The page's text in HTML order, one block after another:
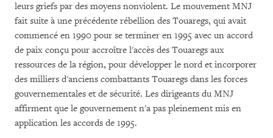
leurs griefs par des moyens nonviolent. Le mouvement MNJ
fait suite à une précédente rébellion des Touaregs, qui avait
commencé en 1990 pour se terminer en 1995 avec un accord
de paix conçu pour accroître l'accès des Touaregs aux
ressources de la région, pour développer le nord et incorporer
des milliers d'anciens combattants Touaregs dans les forces
gouvernementales et de sécurité. Les dirigeants du MNJ
affirment que le gouvernement n'a pas pleinement mis en
application les accords de 1995.